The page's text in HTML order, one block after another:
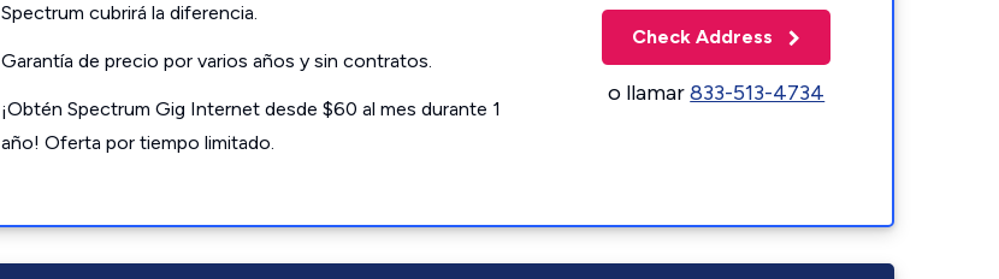
Spectrum cubrirá la diferencia.
Garantía de precio por varios años y sin contratos.
¡Obtén Spectrum Gig Internet desde $60 al mes durante 1
año! Oferta por tiempo limitado.
Check Address
o llamar833-513-4734